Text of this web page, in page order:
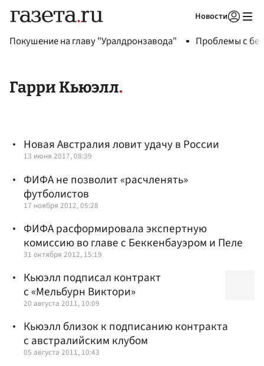
Новости
Покушение на главу "Уралдронзавода" Проблемы с
Гарри Кьюэлл
Новая Австралия ловит удачу в России
13 июня 2017, 08:39
ФИФА не позволит «расчленять»
футболистов
17 ноября 2012, 05:28
ФИФА расформировала экспертную
комиссию во главе с Беккенбауэром и Пеле
31 октября 2012, 15:19
Кьюэлл подписал контракт
с «Мельбурн Виктори»
20 августа 2011, 10:09
Кьюэлл близок к подписанию контрактa
с австралийским клубом
05 августа 2011, 10:43